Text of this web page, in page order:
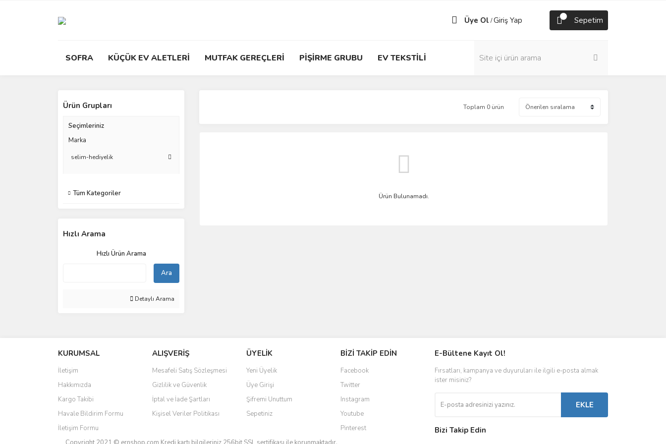
Üye Ol /Giriş Yap Sepetim
SOFRA KÜÇÜK EV ALETLERİ MUTFAK GEREÇLERİ PİŞİRME GRUBU EV TEKSTİLİ
Ürün Grupları
Seçimleriniz
Marka
selim-hediyelik
Tüm Kategoriler
Hızlı Arama
Hızlı Ürün Arama
Ara
Detaylı Arama
Toplam 0 ürün
Ürün Bulunamadı.
KURUMSAL
İletişim
Hakkımızda
Kargo Takibi
Havale Bildirim Formu
İletişim Formu
ALIŞVERİŞ
Mesafeli Satış Sözleşmesi
Gizlilik ve Güvenlik
İptal ve İade Şartları
Kişisel Veriler Politikası
ÜYELİK
Yeni Üyelik
Üye Girişi
Şifremi Unuttum
Sepetiniz
BİZİ TAKİP EDİN
Facebook
Twitter
Instagram
Youtube
Pinterest
E-Bültene Kayıt Ol!
Fırsatları, kampanya ve duyuruları ile ilgili e-posta almak
ister misiniz?
EKLE
Bizi Takip Edin